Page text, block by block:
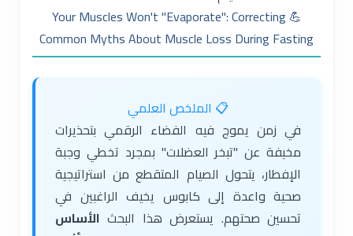
💪 Your Muscles Won't "Evaporate": Correcting
Common Myths About Muscle Loss During Fasting
📋 الملخص العلمي
في زمن يموج فيه الفضاء الرقمي بتحذيرات
مخيفة عن "تبخر العضلات" بمجرد تخطي وجبة
الإفطار، يتحول الصيام المتقطع من استراتيجية
صحية واعدة إلى كابوس يخيف الراغبين في
تحسين صحتهم. يستعرض هذا البحث الأساس